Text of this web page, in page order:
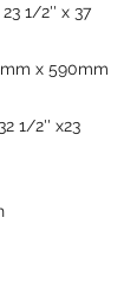
1/2'' x 37
x 590mm
1/2'' x23